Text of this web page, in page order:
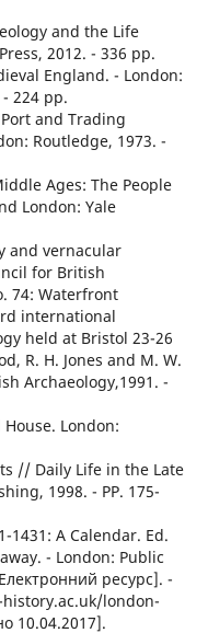
and the Life
2012. - 336 pp.
England. - London:
224 рр.
and Trading
Routledge, 1973. -
Ages: The People
London: Yale
and vernacular
for British
74: Waterfront
international
held at Bristol 23-26
R. H. Jones and M. W.
Archaeology,1991. -
London:
// Daily Life in the Late
1998. - PP. 175-
1431: A Calendar. Ed.
- London: Public
ресурс]. -
london-
10.04.2017].